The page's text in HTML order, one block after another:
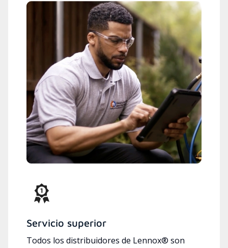
Servicio superior
Todos los distribuidores de Lennox® son